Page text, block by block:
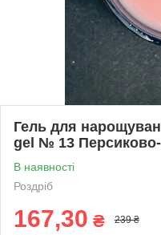
Гель для
gel № 13
В наявності
Роздріб
167,30 ₴ 239 ₴